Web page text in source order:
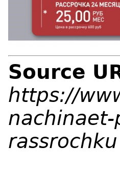
Source
https://
rassrochku